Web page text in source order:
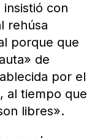
insistió con
rehúsa
porque que
de
por el
al tiempo que
libres».